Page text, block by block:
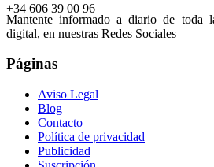
+34 606 39 00 96
Mantente informado a diario de toda
digital, en nuestras Redes Sociales
Páginas
Aviso Legal
Blog
Contacto
Política de privacidad
Publicidad